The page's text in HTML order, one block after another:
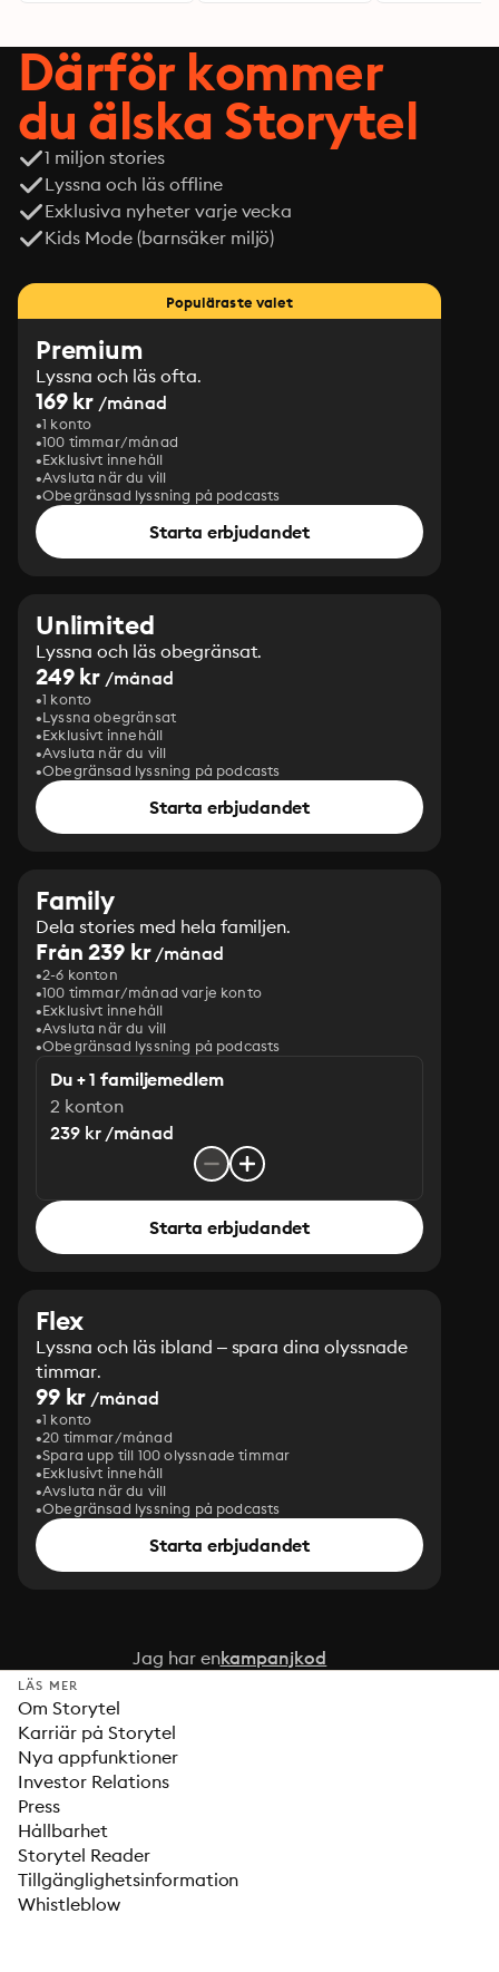
Därför kommer
du älska Storytel
1 miljon stories
Lyssna och läs offline
Exklusiva nyheter varje vecka
Kids Mode (barnsäker miljö)
Populäraste valet
Premium
Lyssna och läs ofta.
169 kr /månad
1 konto
100 timmar/månad
Exklusivt innehåll
Avsluta när du vill
Obegränsad lyssning på podcasts
Starta erbjudandet
Unlimited
Lyssna och läs obegränsat.
249 kr /månad
1 konto
Lyssna obegränsat
Exklusivt innehåll
Avsluta när du vill
Obegränsad lyssning på podcasts
Starta erbjudandet
Family
Dela stories med hela familjen.
Från 239 kr/månad
2-6 konton
100 timmar/månad varje konto
Exklusivt innehåll
Avsluta när du vill
Obegränsad lyssning på podcasts
Du + 1 familjemedlem
2 konton
239 kr /månad
Starta erbjudandet
Flex
Lyssna och läs ibland – spara dina olyssnade
timmar.
99 kr /månad
1 konto
20 timmar/månad
Spara upp till 100 olyssnade timmar
Exklusivt innehåll
Avsluta när du vill
Obegränsad lyssning på podcasts
Starta erbjudandet
Jag har enkampanjkod
LÄS MER
Om Storytel
Karriär på Storytel
Nya appfunktioner
Investor Relations
Press
Hållbarhet
Storytel Reader
Tillgänglighetsinformation
Whistleblow